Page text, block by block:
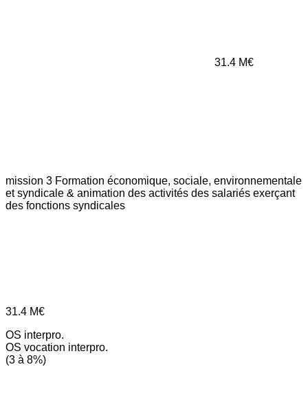
31.4 M€
mission 3 Formation économique, sociale, environnementale
et syndicale & animation des activités des salariés exerçant
des fonctions syndicales
31.4 M€
OS interpro.
OS vocation interpro.
(3 à 8%)